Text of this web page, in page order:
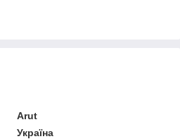
Arut
Україна